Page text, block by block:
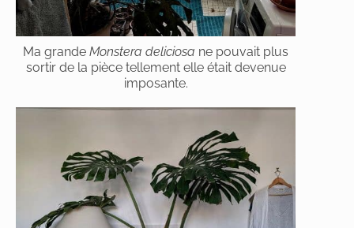
Ma grandeMonstera deliciosa ne pouvait plus
sortir de la pièce tellement elle était devenue
imposante.